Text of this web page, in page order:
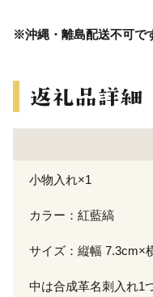
※沖縄・離島配送不可で
小物入れ×1
カラー：紅藍縞
サイズ：縦幅 7.3cm×
中は合成革名刺入れ1